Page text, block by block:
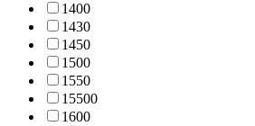
1400
1430
1450
1500
1550
15500
1600